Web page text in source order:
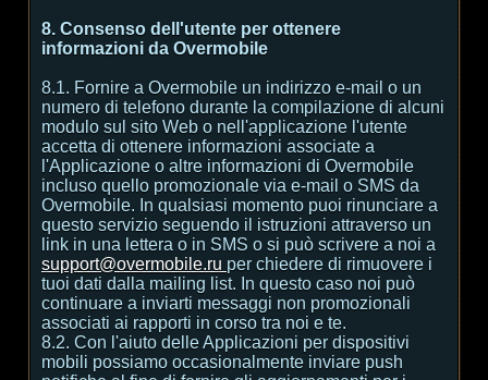
8. Consenso dell'utente per ottenere
informazioni da Overmobile
8.1. Fornire a Overmobile un indirizzo e-mail o un
numero di telefono durante la compilazione di alcuni
modulo sul sito Web o nell'applicazione l'utente
accetta di ottenere informazioni associate a
l'Applicazione o altre informazioni di Overmobile
incluso quello promozionale via e-mail o SMS da
Overmobile. In qualsiasi momento puoi rinunciare a
questo servizio seguendo il istruzioni attraverso un
link in una lettera o in SMS o si può scrivere a noi a
support@overmobile.ru per chiedere di rimuovere i
tuoi dati dalla mailing list. In questo caso noi può
continuare a inviarti messaggi non promozionali
associati ai rapporti in corso tra noi e te.
8.2. Con l'aiuto delle Applicazioni per dispositivi
mobili possiamo occasionalmente inviare push